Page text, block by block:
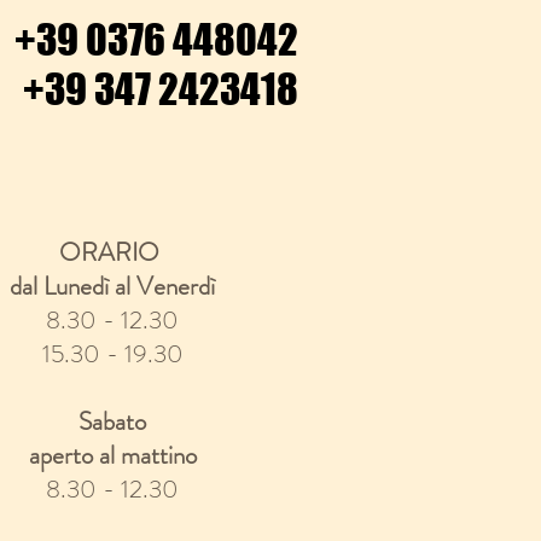
+39 0376 448042
+39 347 2423418
ORARIO
dal Lunedì al Venerdì
8.30 - 12.30
15.30 - 19.30
Sabato
aperto al mattino
8.30 - 12.30